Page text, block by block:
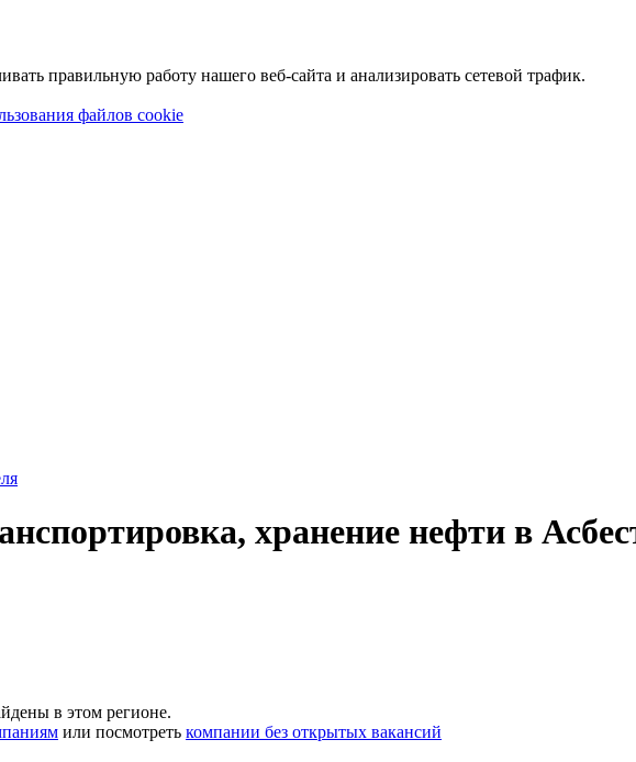
правильную работу нашего веб-сайта и анализировать сетевой трафик.
файлов cookie
хранение нефти в
в этом регионе.
или посмотреть компании без открытых вакансий